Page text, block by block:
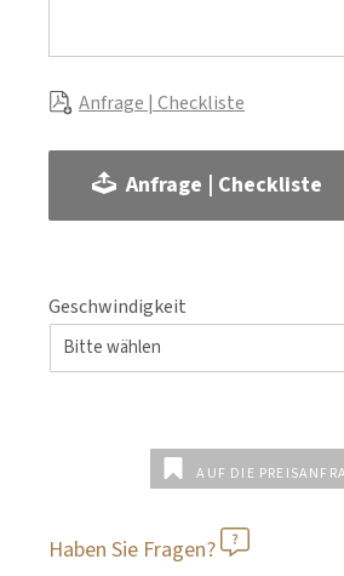
Anfrage | Checkliste
Anfrage | Checkliste
Geschwindigkeit
AUF DIE
Haben Sie Fragen?